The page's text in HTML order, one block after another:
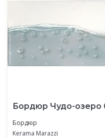
Бордюр Чудо-озеро
Бордюр
Kerama Marazzi